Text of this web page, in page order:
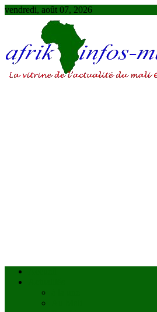
Skip
vendredi, août 07, 2026